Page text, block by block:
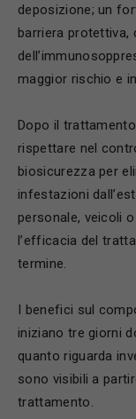
deposizione; un
barriera protettiva,
maggior rischio e
Dopo il
rispettare nel
biosicurezza per
infestazioni
personale, veicoli
l’efficacia del
termine.
I benefici sul
iniziano tre giorni
quanto riguarda
sono visibili a
trattamento.